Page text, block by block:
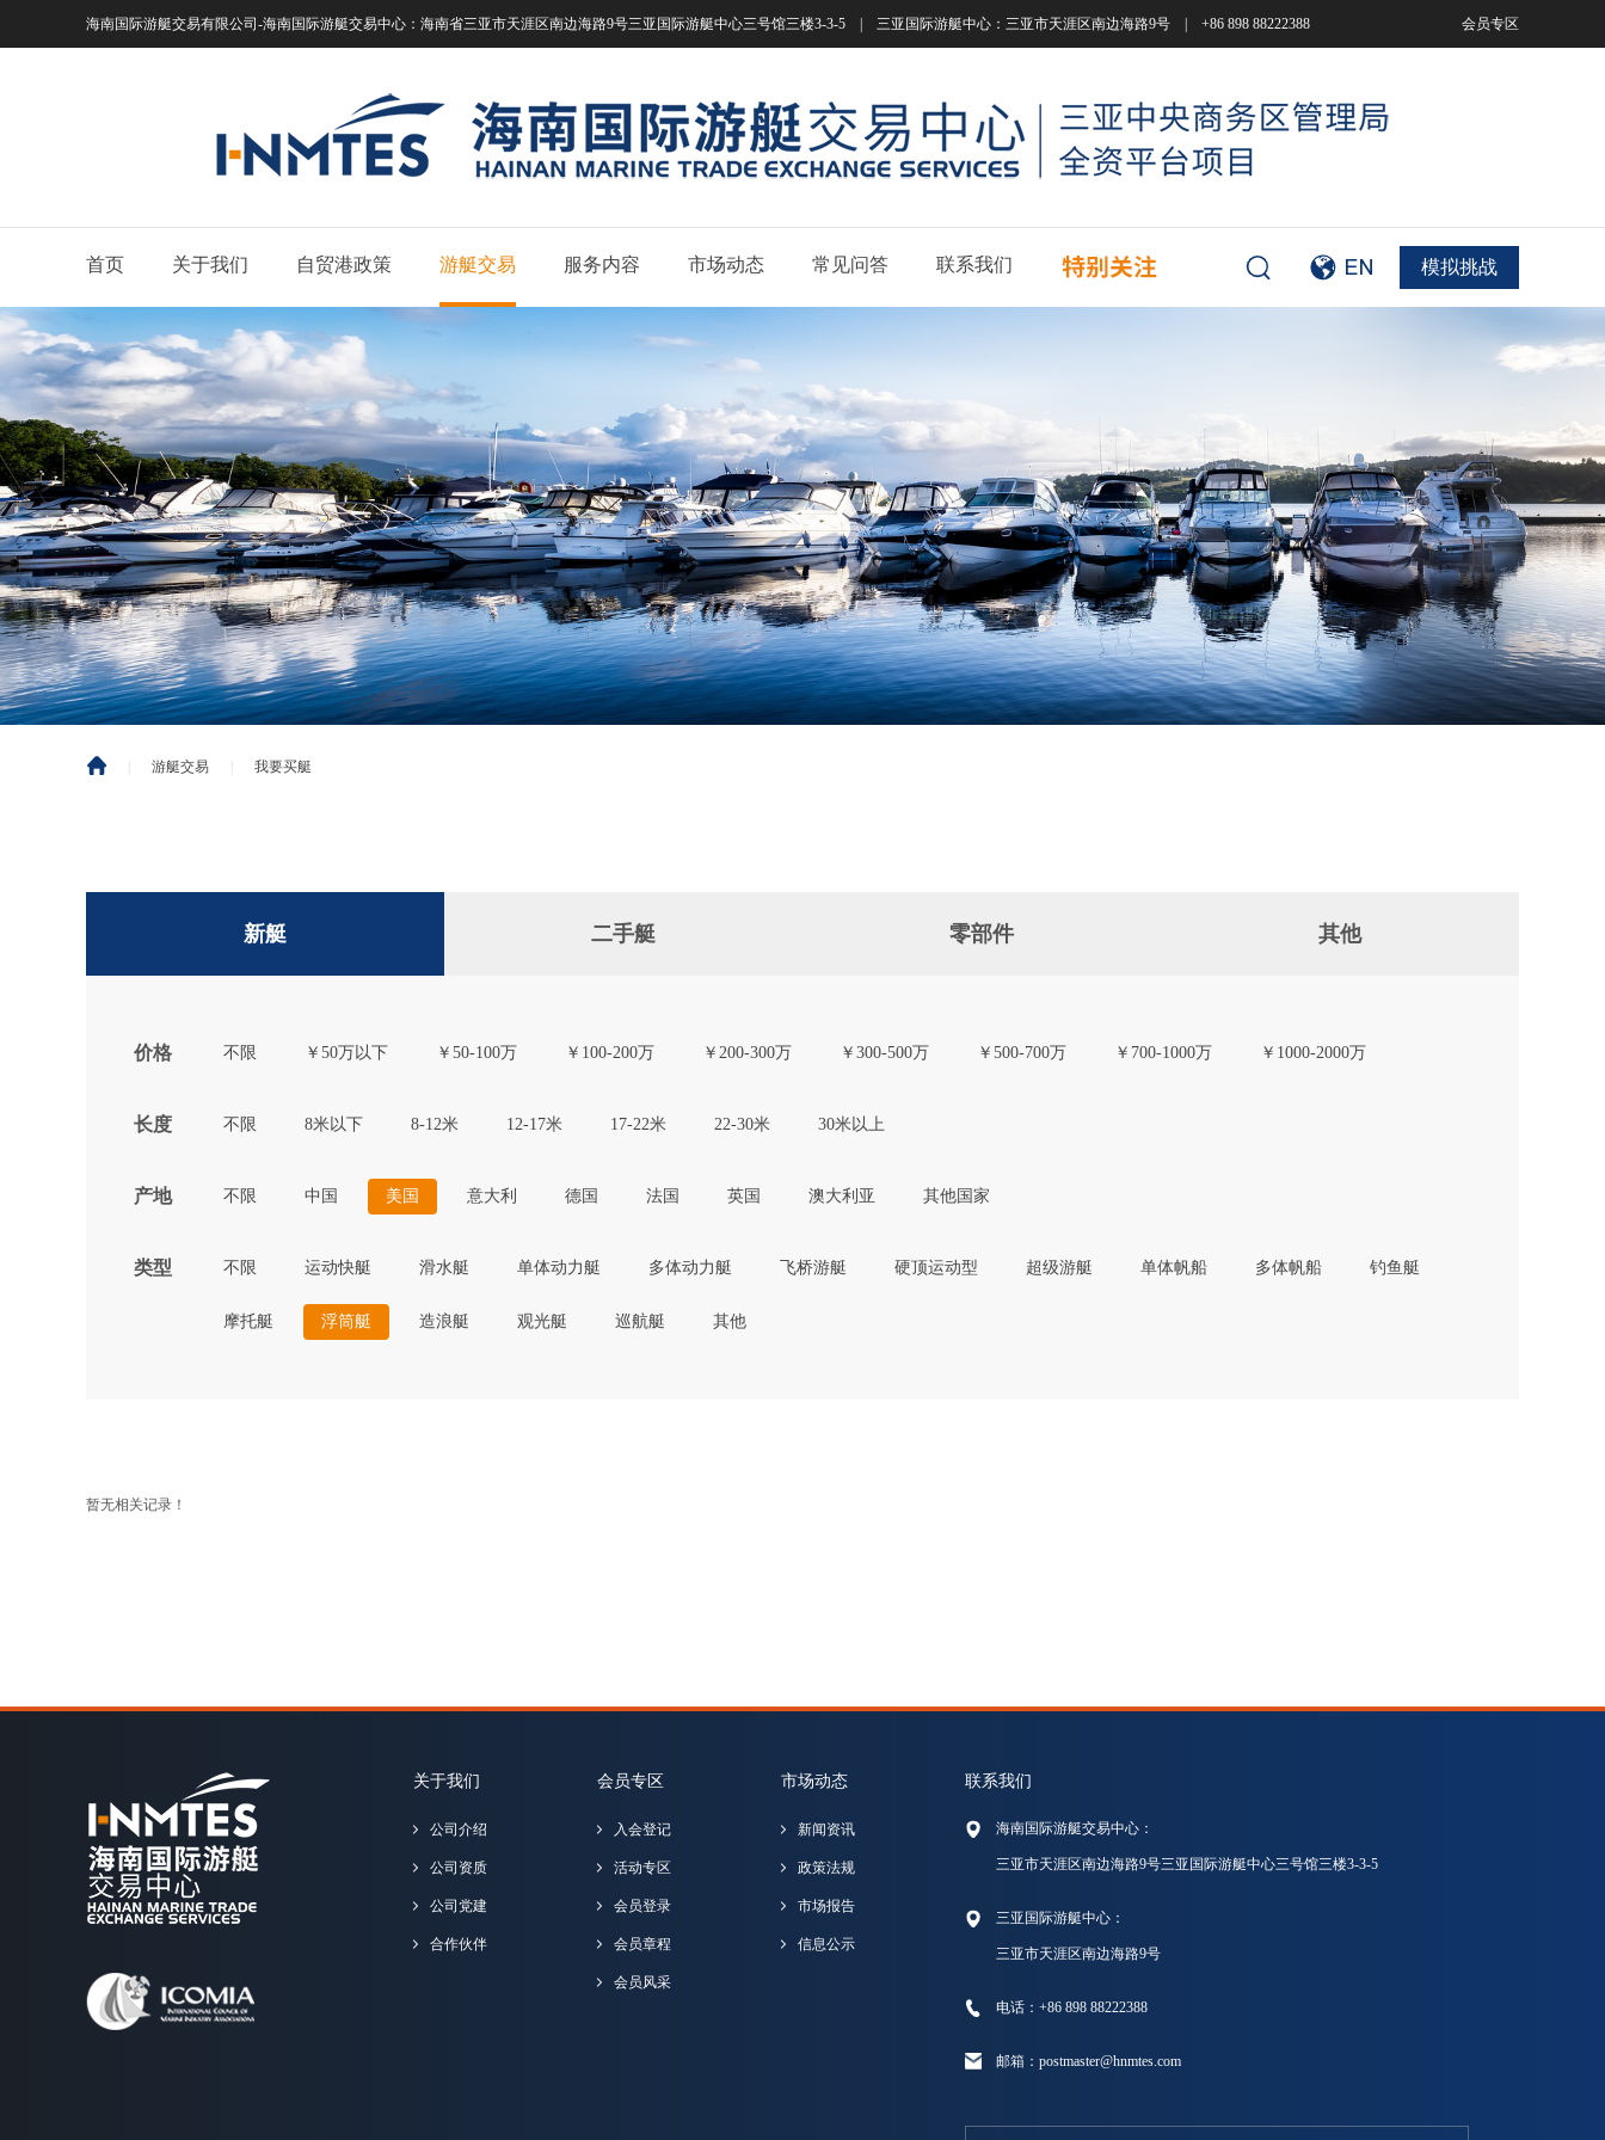
海南国际游艇交易有限公司-海南国际游艇交易中心： 海南省三亚市天涯区南边海路9号三亚国际游艇中心三号馆三楼3-3-5 | 三亚国际游艇中心：三亚市天涯区南边海路9号 | +86 898 88222388 会员专区
模拟挑战
首页 关于我们 自贸港政策 游艇交易 服务内容 市场动态 常见问答 联系我们
游艇交易 我要买艇
新艇 二手艇 零部件 其他
价格 不限 ￥50万以下 ￥50-100万 ￥100-200万 ￥200-300万 ￥300-500万 ￥500-700万 ￥700-1000万 ￥1000-2000万
长度 不限 8米以下 8-12米 12-17米 17-22米 22-30米 30米以上
产地 不限 中国 美国 意大利 德国 法国 英国 澳大利亚 其他国家
类型 不限 运动快艇 滑水艇 单体动力艇 多体动力艇 飞桥游艇 硬顶运动型 超级游艇 单体帆船 多体帆船 钓鱼艇
摩托艇 浮筒艇 造浪艇 观光艇 巡航艇 其他
暂无相关记录！
关于我们
公司介绍
公司资质
公司党建
合作伙伴
会员专区
入会登记
活动专区
会员登录
会员章程
会员风采
市场动态
新闻资讯
政策法规
市场报告
信息公示
联系我们
海南国际游艇交易中心：
三亚市天涯区南边海路9号三亚国际游艇中心三号馆三楼3-3-5
三亚国际游艇中心：
三亚市天涯区南边海路9号
电话：+86 898 88222388
邮箱：postmaster@hnmtes.com